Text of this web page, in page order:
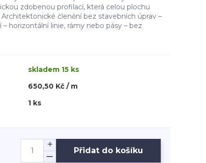
zdobenou profilací, která celou plochu
členění bez stavebních úprav –
horizontální linie, rámy nebo pásy – bez
skladem 15 ks
650,50 Kč / m
1 ks
Přidat do košíku